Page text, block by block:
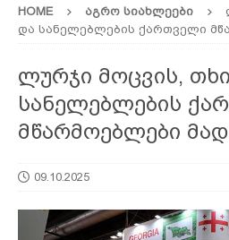
HOME ᲐᲒᲠᲝ ᲡᲘᲐᲮᲚᲔᲔᲑᲘ
და სანელებლების ქართველი
ლურჯი მოცვის,
სანელებლების
მწარმოებლები
09.10.2025